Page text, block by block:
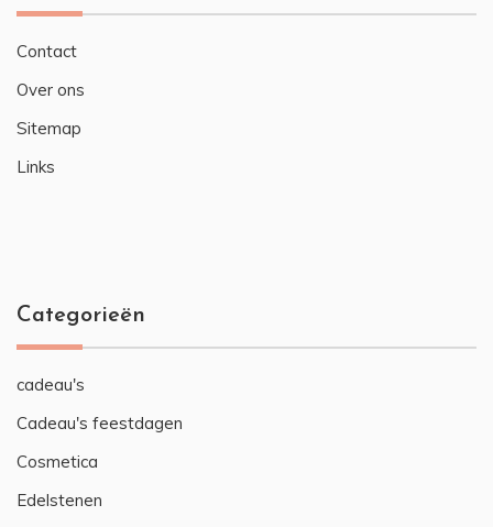
Contact
Over ons
Sitemap
Links
Categorieën
cadeau's
Cadeau's feestdagen
Cosmetica
Edelstenen